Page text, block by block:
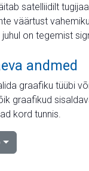
satelliidilt
väärtust
on tegemist
andmed
graafiku tüübi
graafikud
kord tunnis.